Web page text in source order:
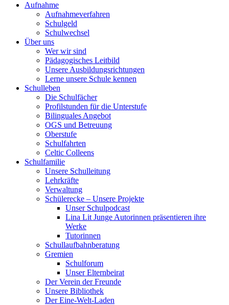
Aufnahme
Aufnahmeverfahren
Schulgeld
Schulwechsel
Über uns
Wer wir sind
Pädagogisches Leitbild
Unsere Ausbildungsrichtungen
Lerne unsere Schule kennen
Schulleben
Die Schulfächer
Profilstunden für die Unterstufe
Bilinguales Angebot
OGS und Betreuung
Oberstufe
Schulfahrten
Celtic Colleens
Schulfamilie
Unsere Schulleitung
Lehrkräfte
Verwaltung
Schülerecke – Unsere Projekte
Unser Schulpodcast
Lina Lit Junge Autorinnen präsentieren ihre
Werke
Tutorinnen
Schullaufbahnberatung
Gremien
Schulforum
Unser Elternbeirat
Der Verein der Freunde
Unsere Bibliothek
Der Eine-Welt-Laden